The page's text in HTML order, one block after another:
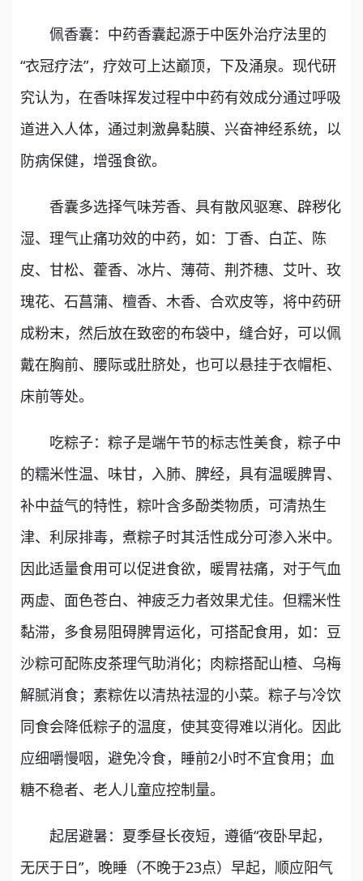
佩香囊：中药香囊起源于中医外治疗法里的
“衣冠疗法”，疗效可上达巅顶，下及涌泉。现代研
究认为，在香味挥发过程中中药有效成分通过呼吸
道进入人体，通过刺激鼻黏膜、兴奋神经系统，以
防病保健，增强食欲。
香囊多选择气味芳香、具有散风驱寒、辟秽化
湿、理气止痛功效的中药，如：丁香、白芷、陈
皮、甘松、藿香、冰片、薄荷、荆芥穗、艾叶、玫
瑰花、石菖蒲、檀香、木香、合欢皮等，将中药研
成粉末，然后放在致密的布袋中，缝合好，可以佩
戴在胸前、腰际或肚脐处，也可以悬挂于衣帽柜、
床前等处。
吃粽子：粽子是端午节的标志性美食，粽子中
的糯米性温、味甘，入肺、脾经，具有温暖脾胃、
补中益气的特性，粽叶含多酚类物质，可清热生
津、利尿排毒，煮粽子时其活性成分可渗入米中。
因此适量食用可以促进食欲，暖胃祛痛，对于气血
两虚、面色苍白、神疲乏力者效果尤佳。但糯米性
黏滞，多食易阻碍脾胃运化，可搭配食用，如：豆
沙粽可配陈皮茶理气助消化；肉粽搭配山楂、乌梅
解腻消食；素粽佐以清热祛湿的小菜。粽子与冷饮
同食会降低粽子的温度，使其变得难以消化。因此
应细嚼慢咽，避免冷食，睡前2小时不宜食用；血
糖不稳者、老人儿童应控制量。
起居避暑：夏季昼长夜短，遵循“夜卧早起，
无厌于日”，晚睡（不晚于23点）早起，顺应阳气